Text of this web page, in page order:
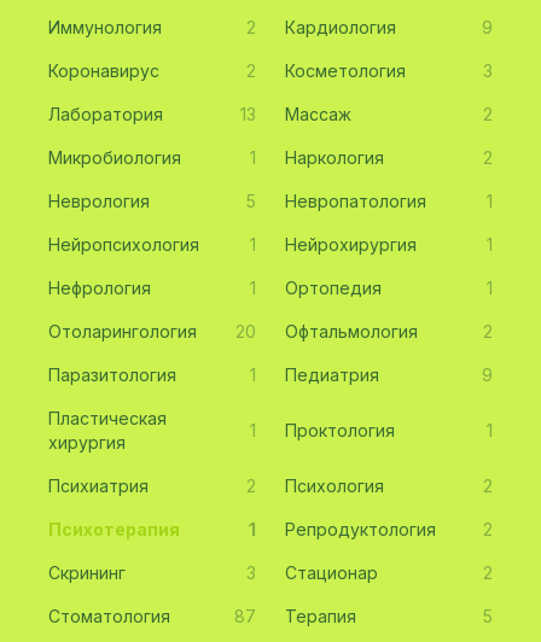
Иммунология 2 Кардиология 9
Коронавирус 2 Косметология 3
Лаборатория 13 Массаж 2
Микробиология 1 Наркология 2
Неврология 5 Невропатология 1
Нейропсихология 1 Нейрохирургия 1
Нефрология 1 Ортопедия 1
Отоларингология 20 Офтальмология 2
Паразитология 1 Педиатрия 9
Пластическая
хирургия
1 Проктология 1
Психиатрия 2 Психология 2
Психотерапия 1 Репродуктология 2
Скрининг 3 Стационар 2
Стоматология 87 Терапия 5